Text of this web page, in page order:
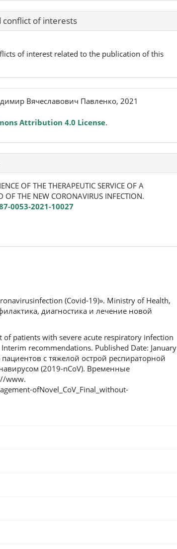
conflict of interests
of interest related to the publication of this
Вячеславович Павленко, 2021
Attribution 4.0 License.
OF THE THERAPEUTIC SERVICE OF A
OF THE NEW CORONAVIRUS INFECTION.
0053-2021-10027
(Covid-19)». Ministry of Health,
диагностика и лечение новой
patients with severe acute respiratory infection
recommendations. Published Date: January
с тяжелой острой респираторной
(2019-nCoV). Временные
www.
ofNovel_CoV_Final_without-